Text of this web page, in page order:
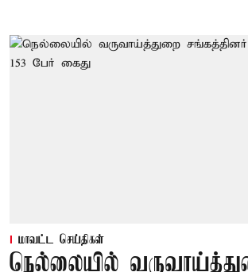
மாவட்ட செய்திகள்
நெல்லையில்